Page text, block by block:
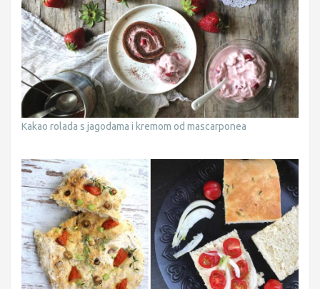
Kakao rolada s jagodama i kremom od mascarponea